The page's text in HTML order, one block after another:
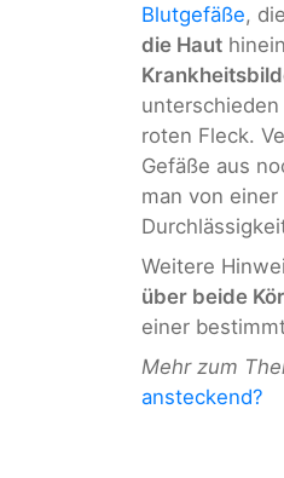
Blutgefäße,
die Haut
roten Fleck.
Gefäße aus
man von einer
Weitere
über beide
einer
Mehr zum
ansteckend?